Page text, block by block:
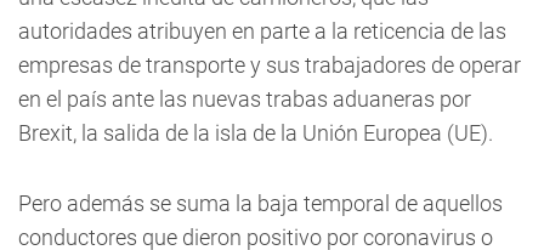
autoridades atribuyen en parte a la reticencia de las
empresas de transporte y sus trabajadores de operar
en el país ante las nuevas trabas aduaneras por
Brexit, la salida de la isla de la Unión Europea (UE).
Pero además se suma la baja temporal de aquellos
conductores que dieron positivo por coronavirus o